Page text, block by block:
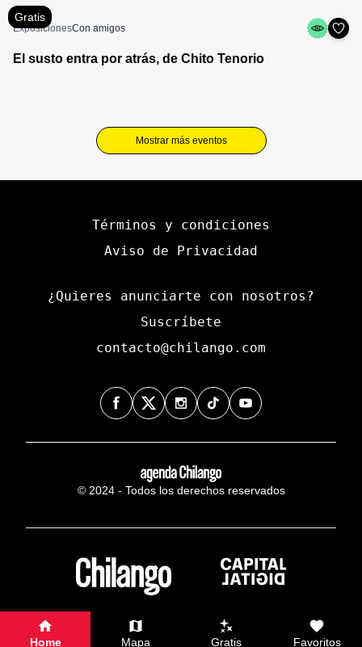
Gratis
ExposicionesCon amigos
El susto entra por atrás, de Chito Tenorio
Mostrar más eventos
Términos y condiciones
Aviso de Privacidad
¿Quieres anunciarte con nosotros?
Suscríbete
contacto@chilango.com
© 2024 - Todos los derechos reservados
Home Mapa Gratis Favoritos